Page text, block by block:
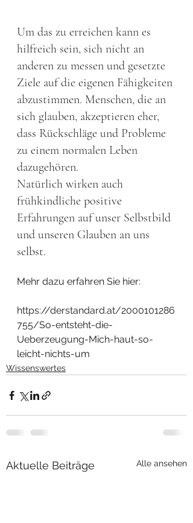
Um das zu erreichen kann es
hilfreich sein, sich nicht an
anderen zu messen und gesetzte
Ziele auf die eigenen Fähigkeiten
abzustimmen. Menschen, die an
sich glauben, akzeptieren eher,
dass Rückschläge und Probleme
zu einem normalen Leben
dazugehören.
Natürlich wirken auch
frühkindliche positive
Erfahrungen auf unser Selbstbild
und unseren Glauben an uns
selbst.
Mehr dazu erfahren Sie hier:
https://derstandard.at/2000101286
755/So-entsteht-die-
Ueberzeugung-Mich-haut-so-
leicht-nichts-um
Wissenswertes
Aktuelle Beiträge Alle ansehen